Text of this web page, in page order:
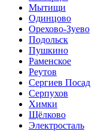
Мытищи
Одинцово
Орехово-Зуево
Подольск
Пушкино
Раменское
Реутов
Сергиев Посад
Серпухов
Химки
Щёлково
Электросталь